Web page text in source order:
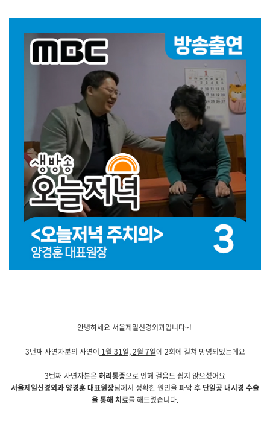
안녕하세요 서울제일신경외과입니다~!
3번째 사연자분의 사연이 1월 31일, 2월 7일에 2회에 걸쳐 방영되었는데요
3번째 사연자분은허리통증으로 인해 걸음도 쉽지 않으셨어요
서울제일신경외과 양경훈 대표원장님께서 정확한 원인을 파악 후 단일공 내시경 수술
을 통해 치료를 해드렸습니다.